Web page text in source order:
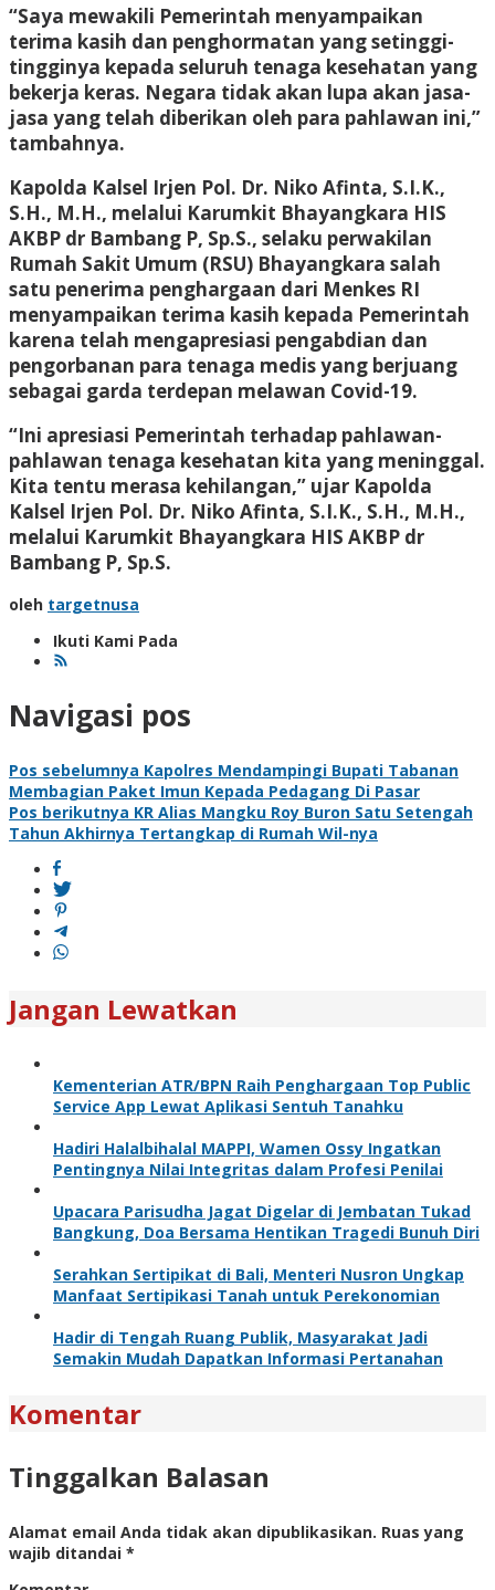
“Saya mewakili Pemerintah menyampaikan
terima kasih dan penghormatan yang setinggi-
tingginya kepada seluruh tenaga kesehatan yang
bekerja keras. Negara tidak akan lupa akan jasa-
jasa yang telah diberikan oleh para pahlawan ini,”
tambahnya.
Kapolda Kalsel Irjen Pol. Dr. Niko Afinta, S.I.K.,
S.H., M.H., melalui Karumkit Bhayangkara HIS
AKBP dr Bambang P, Sp.S., selaku perwakilan
Rumah Sakit Umum (RSU) Bhayangkara salah
satu penerima penghargaan dari Menkes RI
menyampaikan terima kasih kepada Pemerintah
karena telah mengapresiasi pengabdian dan
pengorbanan para tenaga medis yang berjuang
sebagai garda terdepan melawan Covid-19.
“Ini apresiasi Pemerintah terhadap pahlawan-
pahlawan tenaga kesehatan kita yang meninggal.
Kita tentu merasa kehilangan,” ujar Kapolda
Kalsel Irjen Pol. Dr. Niko Afinta, S.I.K., S.H., M.H.,
melalui Karumkit Bhayangkara HIS AKBP dr
Bambang P, Sp.S.
oleh targetnusa
Ikuti Kami Pada
Navigasi pos
Pos sebelumnya Kapolres Mendampingi Bupati Tabanan
Membagian Paket Imun Kepada Pedagang Di Pasar
Pos berikutnya KR Alias Mangku Roy Buron Satu Setengah
Tahun Akhirnya Tertangkap di Rumah Wil-nya
Jangan Lewatkan
Kementerian ATR/BPN Raih Penghargaan Top Public
Service App Lewat Aplikasi Sentuh Tanahku
Hadiri Halalbihalal MAPPI, Wamen Ossy Ingatkan
Pentingnya Nilai Integritas dalam Profesi Penilai
Upacara Parisudha Jagat Digelar di Jembatan Tukad
Bangkung, Doa Bersama Hentikan Tragedi Bunuh Diri
Serahkan Sertipikat di Bali, Menteri Nusron Ungkap
Manfaat Sertipikasi Tanah untuk Perekonomian
Hadir di Tengah Ruang Publik, Masyarakat Jadi
Semakin Mudah Dapatkan Informasi Pertanahan
Komentar
Tinggalkan Balasan
Alamat email Anda tidak akan dipublikasikan. Ruas yang
wajib ditandai *